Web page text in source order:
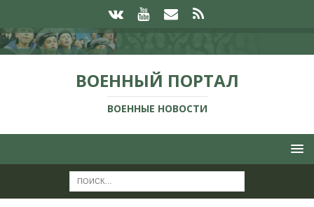
ВОЕННЫЙ ПОРТАЛ
ВОЕННЫЕ НОВОСТИ